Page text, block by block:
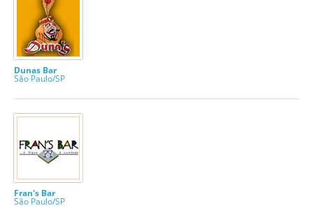
Dunas Bar
São Paulo/SP
Fran's Bar
São Paulo/SP